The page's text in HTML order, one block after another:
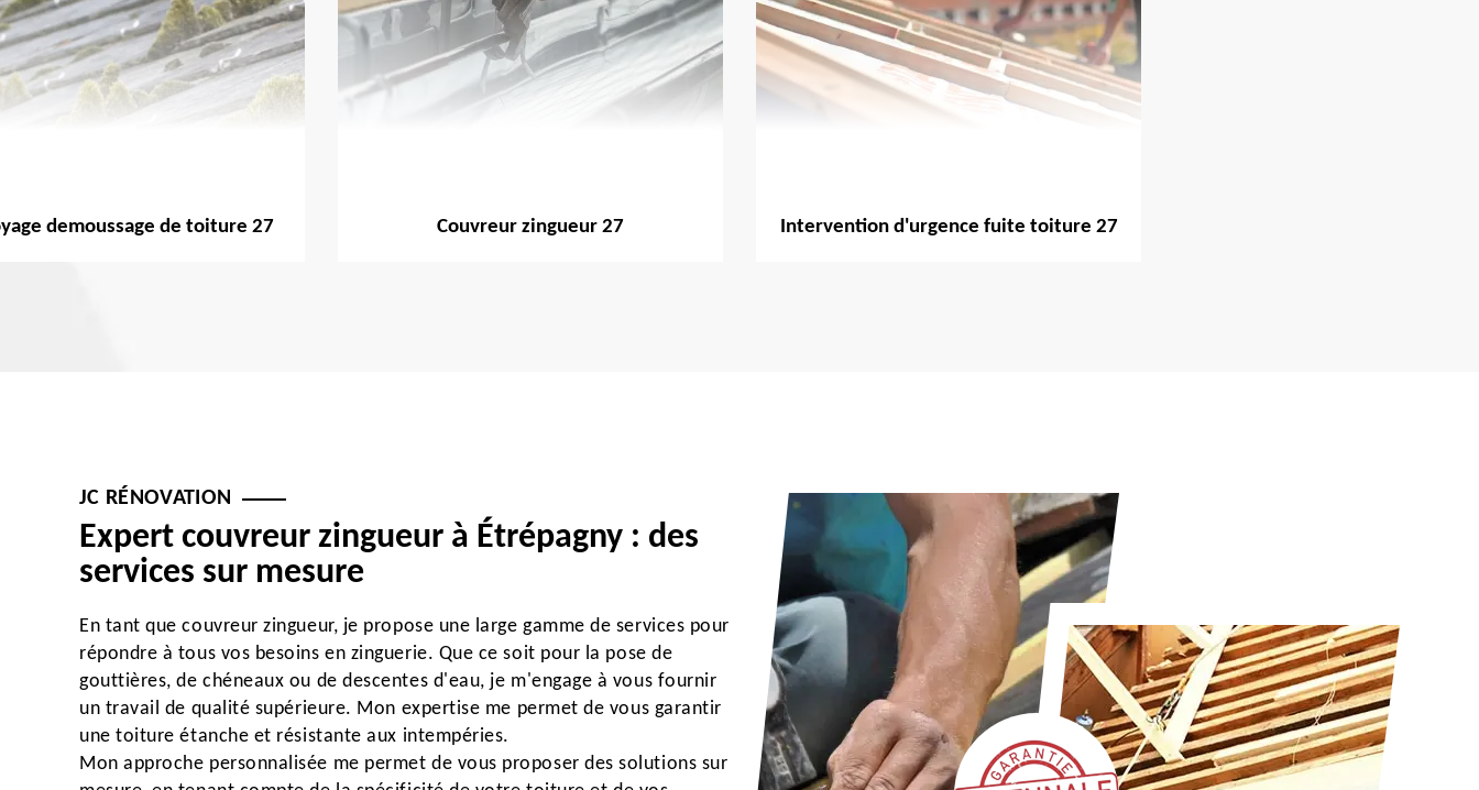
demoussage de toiture 27 Couvreur zingueur 27 Intervention d'urgence fuite toiture 27
JC RÉNOVATION
Expert couvreur zingueur à Étrépagny : des
services sur mesure
En tant que couvreur zingueur, je propose une large gamme de services pour
répondre à tous vos besoins en zinguerie. Que ce soit pour la pose de
gouttières, de chéneaux ou de descentes d'eau, je m'engage à vous fournir
un travail de qualité supérieure. Mon expertise me permet de vous garantir
une toiture étanche et résistante aux intempéries.
Mon approche personnalisée me permet de vous proposer des solutions sur